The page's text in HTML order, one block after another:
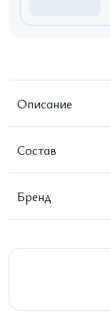
Описание
Состав
Бренд